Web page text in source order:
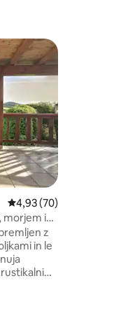
Povprečna ocena:
4,93 (70)
morjem in
z
in le